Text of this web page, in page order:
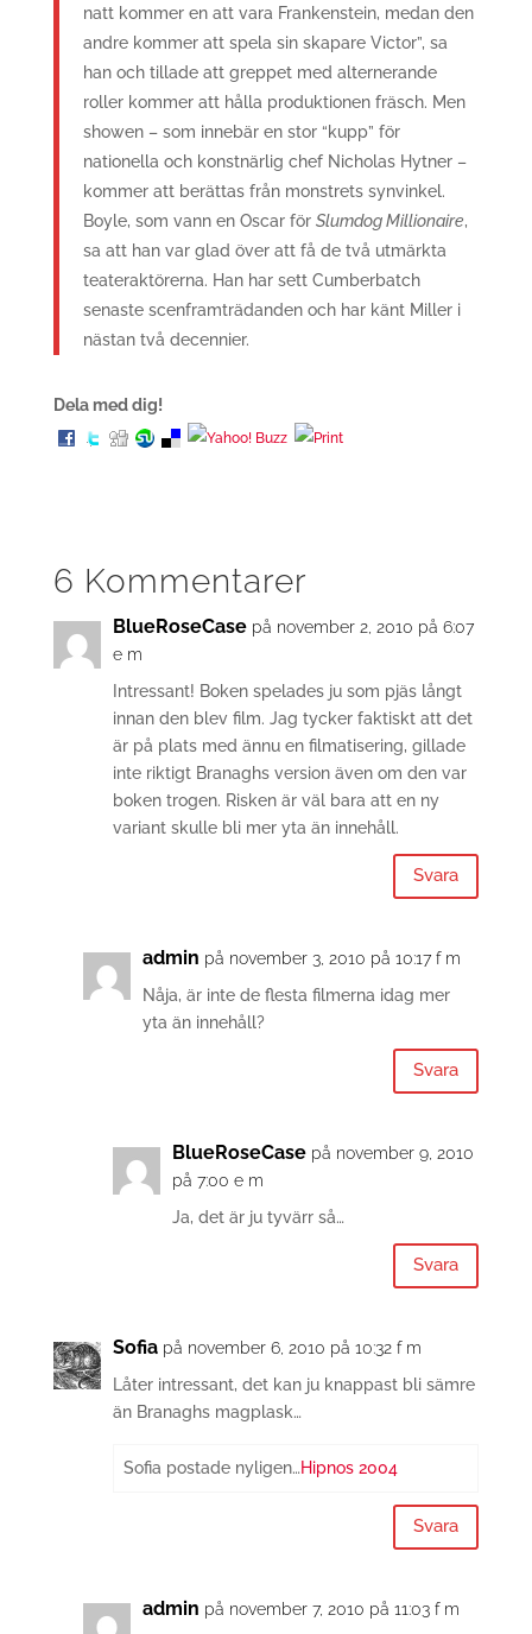
natt kommer en att vara Frankenstein, medan den
andre kommer att spela sin skapare Victor”, sa
han och tillade att greppet med alternerande
roller kommer att hålla produktionen fräsch. Men
showen – som innebär en stor “kupp” för
nationella och konstnärlig chef Nicholas Hytner –
kommer att berättas från monstrets synvinkel.
Boyle, som vann en Oscar för Slumdog Millionaire,
sa att han var glad över att få de två utmärkta
teateraktörerna. Han har sett Cumberbatch
senaste scenframträdanden och har känt Miller i
nästan två decennier.
Dela med dig!
6 Kommentarer
BlueRoseCase på november 2, 2010 på 6:07
e m
Intressant! Boken spelades ju som pjäs långt
innan den blev film. Jag tycker faktiskt att det
är på plats med ännu en filmatisering, gillade
inte riktigt Branaghs version även om den var
boken trogen. Risken är väl bara att en ny
variant skulle bli mer yta än innehåll.
Svara
admin på november 3, 2010 på 10:17 f m
Nåja, är inte de flesta filmerna idag mer
yta än innehåll?
Svara
BlueRoseCase på november 9, 2010
på 7:00 e m
Ja, det är ju tyvärr så…
Svara
Sofia på november 6, 2010 på 10:32 f m
Låter intressant, det kan ju knappast bli sämre
än Branaghs magplask…
Sofia postade nyligen…Hipnos 2004
Svara
admin på november 7, 2010 på 11:03 f m